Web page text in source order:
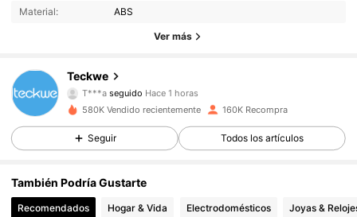
Material: ABS
Ver más
Teckwe
45K Seguidores
T***aseguido Hace 1 horas
580K Vendido recientemente 160K Recompra
Seguir Todos los artículos
También Podría Gustarte
Recomendados Hogar & Vida Electrodomésticos Joyas &